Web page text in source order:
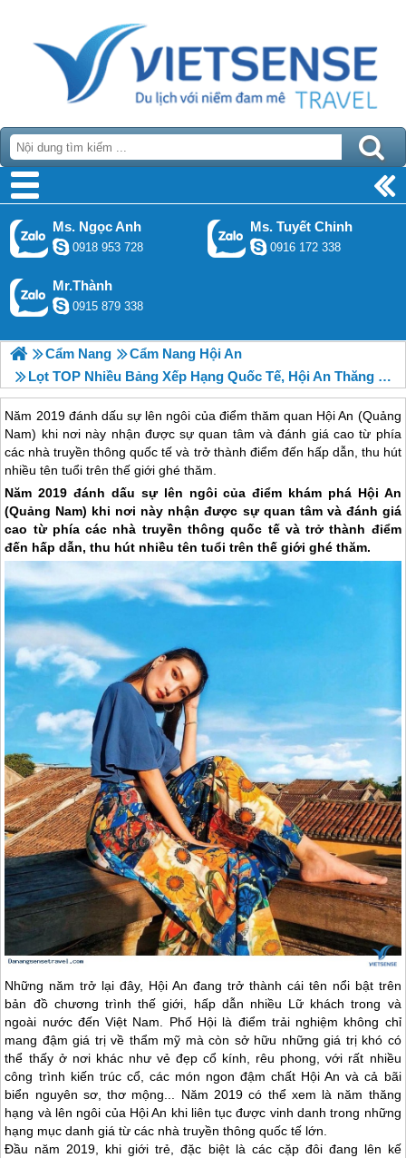
Ms. Ngọc Anh
0918 953 728
Ms. Tuyết Chinh
0916 172 338
Mr.Thành
0915 879 338
Cẩm Nang
Cẩm Nang Hội An
Lọt TOP Nhiều Bảng Xếp Hạng Quốc Tế, Hội An Thăng Hạng Trong Năm 2019
Năm 2019 đánh dấu sự lên ngôi của điểm thăm quan Hội An (Quảng
Nam) khi nơi này nhận được sự quan tâm và đánh giá cao từ phía
các nhà truyền thông quốc tế và trở thành điểm đến hấp dẫn, thu hút
nhiều tên tuổi trên thế giới ghé thăm.
Năm 2019 đánh dấu sự lên ngôi của điểm khám phá Hội An
(Quảng Nam) khi nơi này nhận được sự quan tâm và đánh giá
cao từ phía các nhà truyền thông quốc tế và trở thành điểm
đến hấp dẫn, thu hút nhiều tên tuổi trên thế giới ghé thăm.
Những năm trở lại đây, Hội An đang trở thành cái tên nổi bật trên
bản đồ chương trình thế giới, hấp dẫn nhiều Lữ khách trong và
ngoài nước đến Việt Nam. Phố Hội là điểm trải nghiệm không chỉ
mang đậm giá trị về thẩm mỹ mà còn sở hữu những giá trị khó có
thể thấy ở nơi khác như vẻ đẹp cổ kính, rêu phong, với rất nhiều
công trình kiến trúc cổ, các món ngon đậm chất Hội An và cả bãi
biển nguyên sơ, thơ mộng... Năm 2019 có thể xem là năm thăng
hạng và lên ngôi của Hội An khi liên tục được vinh danh trong những
hạng mục danh giá từ các nhà truyền thông quốc tế lớn.
Đầu năm 2019, khi giới trẻ, đặc biệt là các cặp đôi đang lên kế